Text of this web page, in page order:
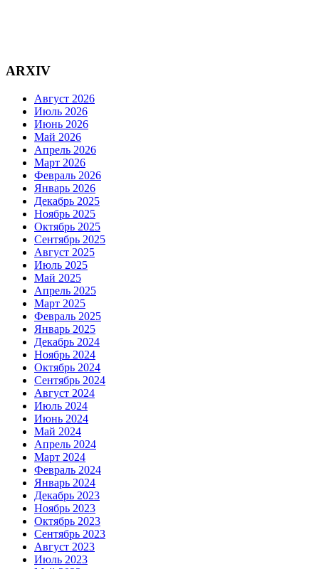
ARXIV
Август 2026
Июль 2026
Июнь 2026
Май 2026
Апрель 2026
Март 2026
Февраль 2026
Январь 2026
Декабрь 2025
Ноябрь 2025
Октябрь 2025
Сентябрь 2025
Август 2025
Июль 2025
Май 2025
Апрель 2025
Март 2025
Февраль 2025
Январь 2025
Декабрь 2024
Ноябрь 2024
Октябрь 2024
Сентябрь 2024
Август 2024
Июль 2024
Июнь 2024
Май 2024
Апрель 2024
Март 2024
Февраль 2024
Январь 2024
Декабрь 2023
Ноябрь 2023
Октябрь 2023
Сентябрь 2023
Август 2023
Июль 2023